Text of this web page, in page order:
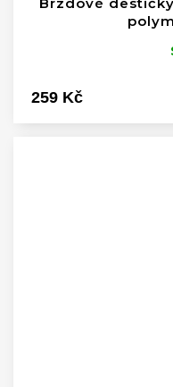
259 Kč